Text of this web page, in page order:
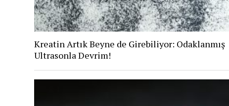
Kreatin Artık Beyne de Girebiliyor: Odaklanmış
Ultrasonla Devrim!